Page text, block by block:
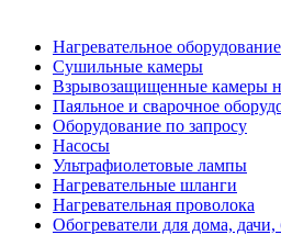
Нагревательное оборудование
Сушильные камеры
Взрывозащищенные камеры
Паяльное и сварочное
Оборудование по запросу
Насосы
Ультрафиолетовые лампы
Нагревательные шланги
Нагревательная проволока
Обогреватели для дома, дачи,